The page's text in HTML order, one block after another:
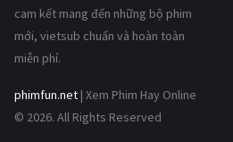
cam kết mang đến những bộ phim
mới, vietsub chuẩn và hoàn toàn
miễn phí.
phimfun.net | Xem Phim Hay Online
© 2026. All Rights Reserved